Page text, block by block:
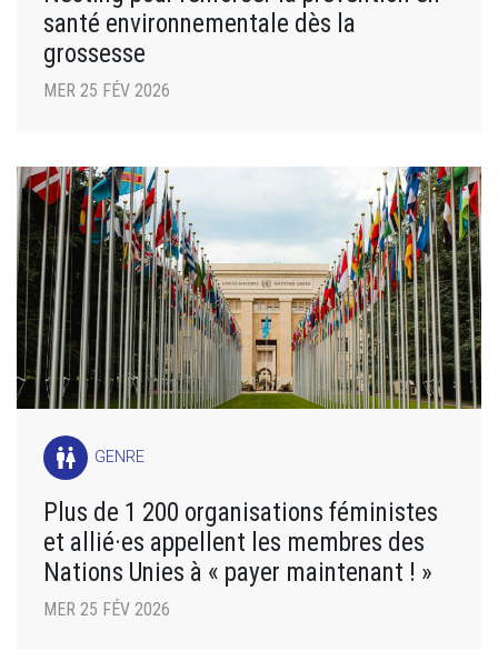
santé environnementale dès la
grossesse
MER 25 FÉV 2026
wc GENRE
Plus de 1 200 organisations féministes
et allié·es appellent les membres des
Nations Unies à « payer maintenant ! »
MER 25 FÉV 2026